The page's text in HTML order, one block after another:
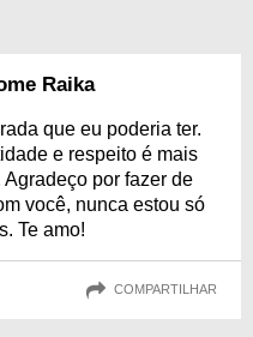
Raika
que eu poderia ter.
e respeito é mais
por fazer de
você, nunca estou só
Te amo!
COMPARTILHAR